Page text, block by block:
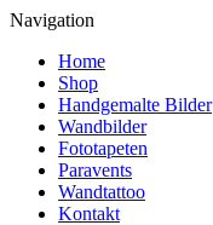
Navigation
Home
Shop
Handgemalte Bilder
Wandbilder
Fototapeten
Paravents
Wandtattoo
Kontakt